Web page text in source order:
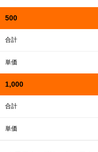
500
合計
単価
1,000
合計
単価